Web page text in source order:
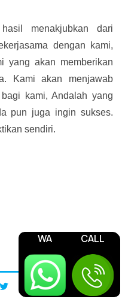
menakjubkan dari
dengan kami,
yang akan memberikan
Kami akan menjawab
kami, Andalah yang
pun juga ingin sukses.
sendiri.
WA CALL